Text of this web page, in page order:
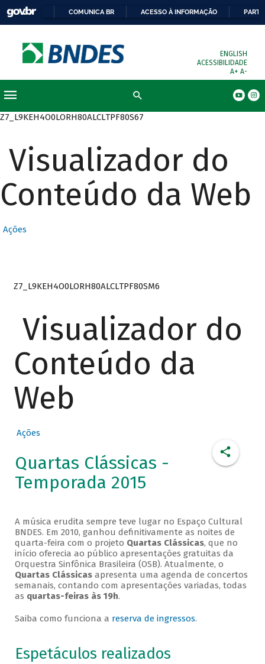
COMUNICA BR ACESSO À INFORMAÇÃO
ENGLISH
ACESSIBILIDADE
A+ A-
Z7_L9KEH4O0LORH80ALCLTPF80S67
Visualizador do
Conteúdo da Web
Ações
Z7_L9KEH4O0LORH80ALCLTPF80SM6
Visualizador do
Conteúdo da
Web
Ações
Quartas Clássicas -
Temporada 2015
A música erudita sempre teve lugar no Espaço Cultural
BNDES. Em 2010, ganhou definitivamente as noites de
quarta-feira com o projeto Quartas Clássicas, que no
início oferecia ao público apresentações gratuitas da
Orquestra Sinfônica Brasileira (OSB). Atualmente, o
Quartas Clássicasapresenta uma agenda de concertos
semanais, contando com apresentações variadas, todas
as quartas-feiras às 19h.
Saiba como funciona a reserva de ingressos.
Espetáculos realizados